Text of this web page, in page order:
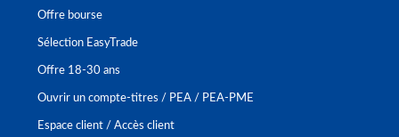
Offre bourse
Sélection EasyTrade
Offre 18-30 ans
Ouvrir un compte-titres / PEA / PEA-PME
Espace client / Accès client